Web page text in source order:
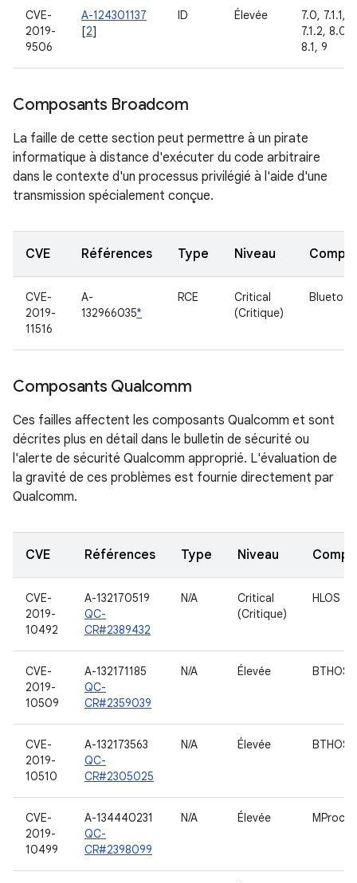
CVE-
2019-
9506
A-124301137
[2]
ID Élevée
7.0, 7.1.1,
7.1.2, 8.0,
8.1, 9
Composants Broadcom
La faille de cette section peut permettre à un pirate
informatique à distance d'exécuter du code arbitraire
dans le contexte d'un processus privilégié à l'aide d'une
transmission spécialement conçue.
CVE Références Type Niveau
CVE-
2019-
11516
A-
132966035*
RCE
Critical
(Critique)
Composants Qualcomm
Ces failles affectent les composants Qualcomm et sont
décrites plus en détail dans le bulletin de sécurité ou
l'alerte de sécurité Qualcomm approprié. L'évaluation de
la gravité de ces problèmes est fournie directement par
Qualcomm.
CVE Références Type Niveau
CVE-
2019-
10492
A-132170519
QC-
CR#2389432
N/A
Critical
(Critique)
HLOS
CVE-
2019-
10509
A-132171185
QC-
CR#2359039
N/A Élevée BTHOST
CVE-
2019-
10510
A-132173563
QC-
CR#2305025
N/A Élevée BTHOST
CVE-
2019-
10499
A-134440231
QC-
CR#2398099
N/A Élevée MProc